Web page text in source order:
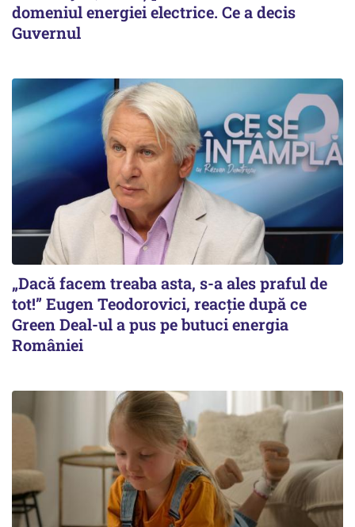
domeniul energiei electrice. Ce a decis
Guvernul
„Dacă facem treaba asta, s-a ales praful de
tot!” Eugen Teodorovici, reacție după ce
Green Deal-ul a pus pe butuci energia
României